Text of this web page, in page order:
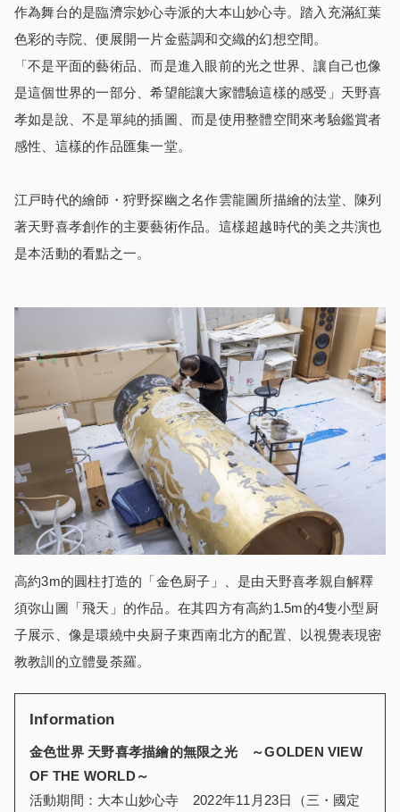
作為舞台的是臨濟宗妙心寺派的大本山妙心寺。踏入充滿紅葉
色彩的寺院、便展開一片金藍調和交織的幻想空間。
「不是平面的藝術品、而是進入眼前的光之世界、讓自己也像
是這個世界的一部分、希望能讓大家體驗這樣的感受」天野喜
孝如是說、不是單純的插圖、而是使用整體空間來考驗鑑賞者
感性、這樣的作品匯集一堂。
江戸時代的繪師・狩野探幽之名作雲龍圖所描繪的法堂、陳列
著天野喜孝創作的主要藝術作品。這樣超越時代的美之共演也
是本活動的看點之一。
高約3m的圓柱打造的「金色厨子」、是由天野喜孝親自解釋
須弥山圖「飛天」的作品。在其四方有高約1.5m的4隻小型厨
子展示、像是環繞中央厨子東西南北方的配置、以視覺表現密
教教訓的立體曼荼羅。
Information
金色世界 天野喜孝描繪的無限之光 ～GOLDEN VIEW
OF THE WORLD～
活動期間：大本山妙心寺 2022年11月23日（三・國定